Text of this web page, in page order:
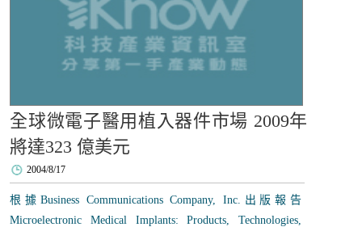
全球微電子醫用植入器件市場 2009年
將達323 億美元
2004/8/17
根據Business Communications Company, Inc.出版報告
Microelectronic Medical Implants: Products, Technologies,